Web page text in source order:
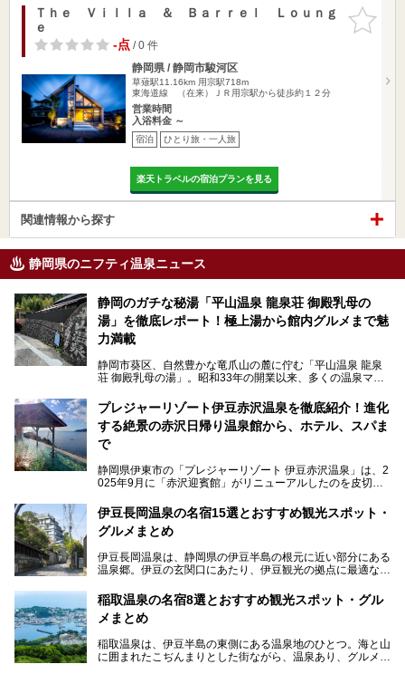
お気に入
りに追加
Ｔｈｅ Ｖｉｌｌａ ＆ Ｂａｒｒｅｌ Ｌｏｕｎｇ
ｅ
-点/ 0 件
静岡県 / 静岡市駿河区
草薙駅11.16km 用宗駅718m
東海道線 （在来）ＪＲ用宗駅から徒歩約１２分
営業時間
入浴料金 ～
宿泊 ひとり旅・一人旅
楽天トラベルの宿泊プランを見る
関連情報から探す
静岡県のニフティ温泉ニュース
静岡のガチな秘湯「平山温泉 龍泉荘 御殿乳母の
湯」を徹底レポート！極上湯から館内グルメまで魅
力満載
静岡市葵区、自然豊かな竜爪山の麓に佇む「平山温泉 龍泉
荘 御殿乳母の湯」。昭和33年の開業以来、多くの温泉マニ
極上温泉です。お湯はもちろん、実はグルメも揃っているん
です。多くのファンを持つ、その圧倒的なこだわりと魅力を
解説します。
プレジャーリゾート伊豆赤沢温泉を徹底紹介！進化
する絶景の赤沢日帰り温泉館から、ホテル、スパま
で
静岡県伊東市の「プレジャーリゾート 伊豆赤沢温泉」は、2
025年9月に「赤沢迎賓館」がリニューアルしたのを皮切り
館」、「RED 28 HOTEL」がリニューアル。さらにこのあ
とグランピング施設のGRAX EARTH FIELD（グラックスア
ースフィールド）、大型屋内アミューズメント施設のPLEA
予定。
ャー施設など、現在リニューアルオープンしている施設を中
心に、家族連れでも大人だけでも、おひとりさまでも多彩な
楽しみ方ができる「プレジャーリゾート 伊豆赤沢温泉」を
───
伊豆長岡温泉の名宿15選とおすすめ観光スポット・
グルメまとめ
伊豆長岡温泉は、静岡県の伊豆半島の根元に近い部分にある
温泉郷。伊豆の玄関口にあたり、伊豆観光の拠点に最適な立
ちろん日帰りでも楽しめるのが魅力です。
この記事では、伊豆長岡温泉の歴史や魅力、おすすめの宿を
る温泉施設も紹介します！
稲取温泉の名宿8選とおすすめ観光スポット・グル
メまとめ
稲取温泉は、伊豆半島の東側にある温泉地のひとつ。海と山
に囲まれたこぢんまりとした街ながら、温泉あり、グルメあ